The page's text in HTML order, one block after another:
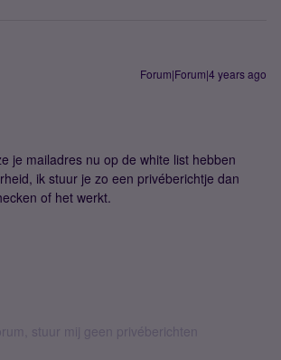
Forum|Forum|4 years ago
je mailadres nu op de white list hebben
ik stuur je zo een privéberichtje dan
of het werkt.
stuur mij geen privéberichten